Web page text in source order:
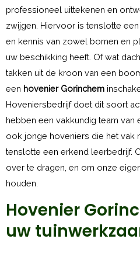
professioneel uittekenen en
zwijgen. Hiervoor is tenslotte
en kennis van zowel bomen en
uw beschikking heeft. Of wat
takken uit de kroon van een
een hovenier Gorinchem
Hoveniersbedrijf doet dit soort
hebben een vakkundig team van
ook jonge hoveniers die het vak
tenslotte een erkend leerbedrijf.
over te dragen, en om onze
houden.
Hovenier
uw